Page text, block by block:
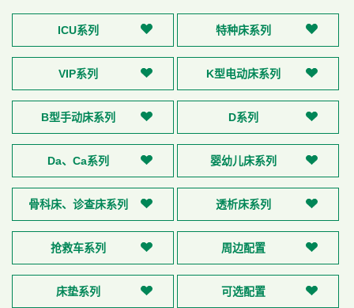
ICU系列 特种床系列
VIP系列 K型电动床系列
B型手动床系列 D系列
Da、Ca系列 婴幼儿床系列
骨科床、诊查床系列 透析床系列
抢救车系列 周边配置
床垫系列 可选配置